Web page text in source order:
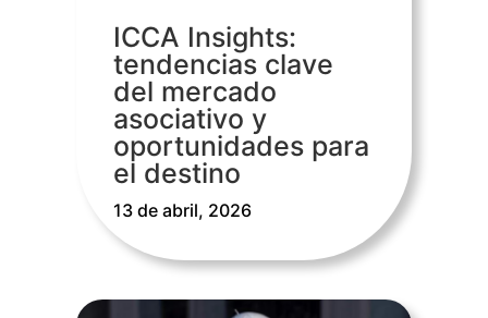
ICCA Insights:
tendencias clave
del mercado
asociativo y
oportunidades para
el destino
13 de abril, 2026